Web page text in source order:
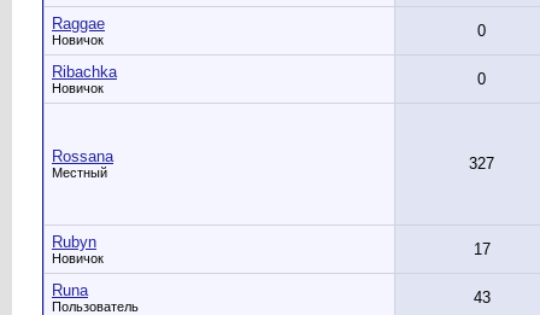
Raggae
Новичок 0
Ribachka
Новичок 0
Rossana
Местный 327
Rubyn
Новичок 17
Runa
Пользователь 43